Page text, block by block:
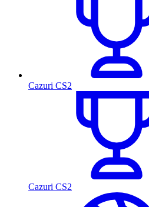
Cazuri CS2
Cazuri CS2